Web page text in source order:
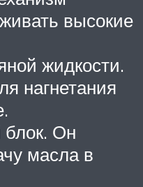
высокие
жидкости.
нагнетания
блок. Он
масла в